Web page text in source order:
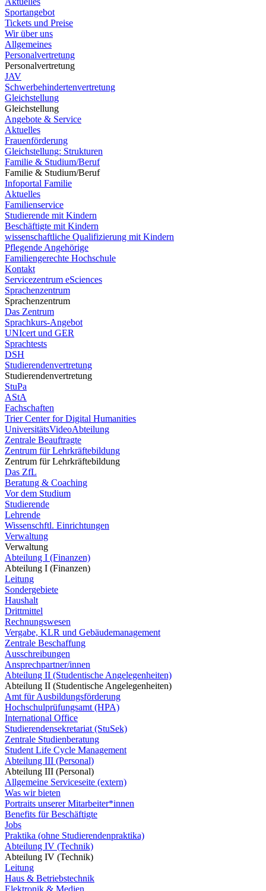
Sportangebot
Tickets und Preise
Wir über uns
Allgemeines
Personalvertretung
Personalvertretung
JAV
Schwerbehindertenvertretung
Gleichstellung
Gleichstellung
Angebote & Service
Aktuelles
Frauenförderung
Gleichstellung: Strukturen
Familie & Studium/Beruf
Familie & Studium/Beruf
Infoportal Familie
Aktuelles
Familienservice
Studierende mit Kindern
Beschäftigte mit Kindern
wissenschaftliche Qualifizierung mit Kindern
Pflegende Angehörige
Familiengerechte Hochschule
Kontakt
Servicezentrum eSciences
Sprachenzentrum
Sprachenzentrum
Das Zentrum
Sprachkurs-Angebot
UNIcert und GER
Sprachtests
DSH
Studierendenvertretung
Studierendenvertretung
StuPa
AStA
Fachschaften
Trier Center for Digital Humanities
UniversitätsVideoAbteilung
Zentrale Beauftragte
Zentrum für Lehrkräftebildung
Zentrum für Lehrkräftebildung
Das ZfL
Beratung & Coaching
Vor dem Studium
Studierende
Lehrende
Wissenschftl. Einrichtungen
Verwaltung
Verwaltung
Abteilung I (Finanzen)
Abteilung I (Finanzen)
Leitung
Sondergebiete
Haushalt
Drittmittel
Rechnungswesen
Vergabe, KLR und Gebäudemanagement
Zentrale Beschaffung
Ausschreibungen
Ansprechpartner/innen
Abteilung II (Studentische Angelegenheiten)
Abteilung II (Studentische Angelegenheiten)
Amt für Ausbildungsförderung
Hochschulprüfungsamt (HPA)
International Office
Studierendensekretariat (StuSek)
Zentrale Studienberatung
Student Life Cycle Management
Abteilung III (Personal)
Abteilung III (Personal)
Allgemeine Serviceseite (extern)
Was wir bieten
Portraits unserer Mitarbeiter*innen
Benefits für Beschäftigte
Jobs
Praktika (ohne Studierendenpraktika)
Abteilung IV (Technik)
Abteilung IV (Technik)
Leitung
Haus & Betriebstechnik
Elektronik & Medien